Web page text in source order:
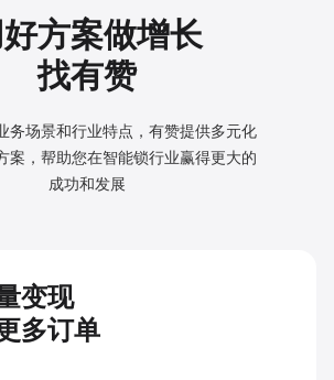
方案做增长
找有赞
务场景和行业特点，有赞提供多元化
案，帮助您在智能锁行业赢得更大的
成功和发展
变现
多订单